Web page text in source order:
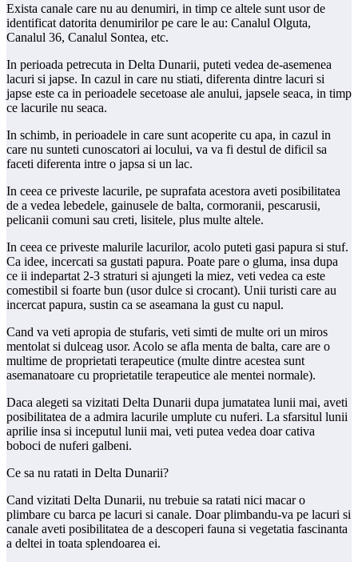
Exista canale care nu au denumiri, in timp ce altele sunt usor de
identificat datorita denumirilor pe care le au: Canalul Olguta,
Canalul 36, Canalul Sontea, etc.
In perioada petrecuta in Delta Dunarii, puteti vedea de-asemenea
lacuri si japse. In cazul in care nu stiati, diferenta dintre lacuri si
japse este ca in perioadele secetoase ale anului, japsele seaca, in timp
ce lacurile nu seaca.
In schimb, in perioadele in care sunt acoperite cu apa, in cazul in
care nu sunteti cunoscatori ai locului, va va fi destul de dificil sa
faceti diferenta intre o japsa si un lac.
In ceea ce priveste lacurile, pe suprafata acestora aveti posibilitatea
de a vedea lebedele, gainusele de balta, cormoranii, pescarusii,
pelicanii comuni sau creti, lisitele, plus multe altele.
In ceea ce priveste malurile lacurilor, acolo puteti gasi papura si stuf.
Ca idee, incercati sa gustati papura. Poate pare o gluma, insa dupa
ce ii indepartat 2-3 straturi si ajungeti la miez, veti vedea ca este
comestibil si foarte bun (usor dulce si crocant). Unii turisti care au
incercat papura, sustin ca se aseamana la gust cu napul.
Cand va veti apropia de stufaris, veti simti de multe ori un miros
mentolat si dulceag usor. Acolo se afla menta de balta, care are o
multime de proprietati terapeutice (multe dintre acestea sunt
asemanatoare cu proprietatile terapeutice ale mentei normale).
Daca alegeti sa vizitati Delta Dunarii dupa jumatatea lunii mai, aveti
posibilitatea de a admira lacurile umplute cu nuferi. La sfarsitul lunii
aprilie insa si inceputul lunii mai, veti putea vedea doar cativa
boboci de nuferi galbeni.
Ce sa nu ratati in Delta Dunarii?
Cand vizitati Delta Dunarii, nu trebuie sa ratati nici macar o
plimbare cu barca pe lacuri si canale. Doar plimbandu-va pe lacuri si
canale aveti posibilitatea de a descoperi fauna si vegetatia fascinanta
a deltei in toata splendoarea ei.